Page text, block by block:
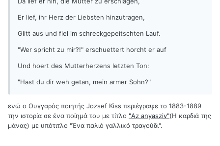
Er lief, ihr Herz der Liebsten hinzutragen,
Glitt aus und fiel im schreckgepeitschten Lauf.
"Wer spricht zu mir?!" erschuettert horcht er auf
Und hoert des Mutterherzens letzten Ton:
"Hast du dir weh getan, mein armer Sohn?"
ενώ ο Ουγγαρός ποιητής Jozsef Kiss περιέγραψε το 1883-1889
την ιστορία σε ένα ποίημά του με τίτλο "Az anyasziv"(Η καρδιά της
μάνας) με υπότιτλο "Ένα παλιό γαλλικό τραγούδι".